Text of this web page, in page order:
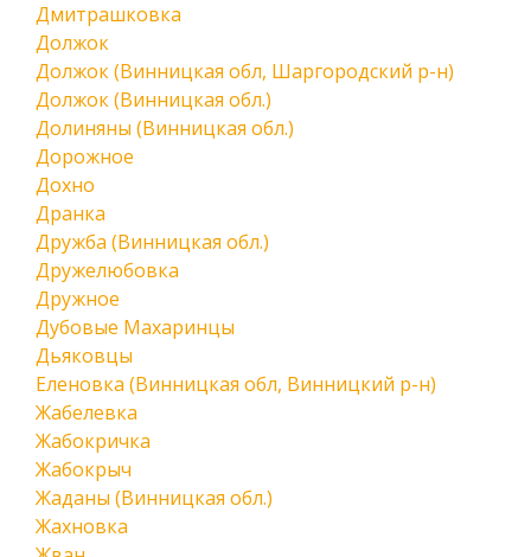
Дмитрашковка
Должок
Должок (Винницкая обл, Шаргородский р-н)
Должок (Винницкая обл.)
Долиняны (Винницкая обл.)
Дорожное
Дохно
Дранка
Дружба (Винницкая обл.)
Дружелюбовка
Дружное
Дубовые Махаринцы
Дьяковцы
Еленовка (Винницкая обл, Винницкий р-н)
Жабелевка
Жабокричка
Жабокрыч
Жаданы (Винницкая обл.)
Жахновка